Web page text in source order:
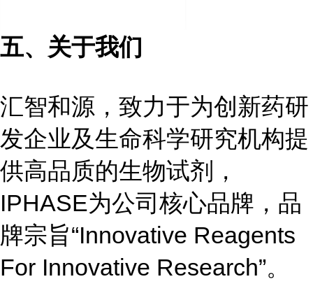
五、关于我们
汇智和源，致力于为创新药研
发企业及生命科学研究机构提
供高品质的生物试剂，
IPHASE为公司核心品牌，品
牌宗旨“Innovative Reagents
For Innovative Research”。